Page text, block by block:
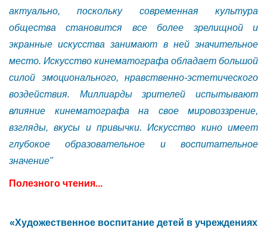
актуально, поскольку современная культура
общества становится все более зрелищной и
экранные искусства занимают в ней значительное
место. Искусство кинематографа обладает большой
силой эмоционального, нравственно-эстетического
воздействия. Миллиарды зрителей испытывают
влияние кинематографа на свое мировоззрение,
взгляды, вкусы и привычки. Искусство кино имеет
глубокое образовательное и воспитательное
значение"
Полезного чтения...
«Художественное воспитание детей в учреждениях